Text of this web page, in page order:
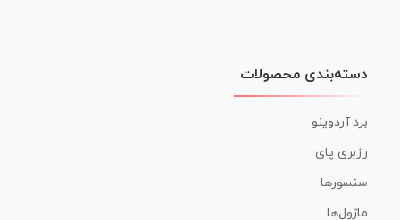
دسته‌بندی محصولات
برد آردوینو
رزبری پای
سنسورها
ماژول‌ها